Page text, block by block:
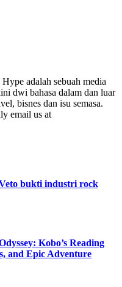
adalah sebuah media
dwi bahasa dalam dan luar
bisnes dan isu semasa.
email us at
bukti industri rock
Kobo’s Reading
and Epic Adventure